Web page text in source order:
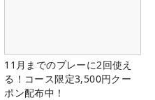
11月までのプレーに2回使え
る！コース限定3,500円クー
ポン配布中！